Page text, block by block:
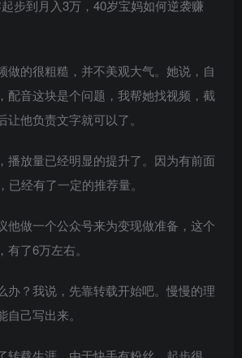
做的很粗糙，并不美观大气。她说，自
配音这块是个问题，我帮她找视频，截
他负责文字就可以了。
播放量已经明显的提升了。因为有前面
已经有了一定的推荐量。
他做一个公众号来为变现做准备，这个
了6万左右。
办？我说，先靠转载开始吧。慢慢的理
己写出来。